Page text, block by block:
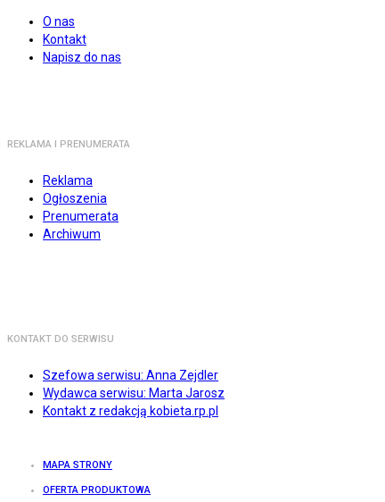
O nas
Kontakt
Napisz do nas
REKLAMA I PRENUMERATA
Reklama
Ogłoszenia
Prenumerata
Archiwum
KONTAKT DO SERWISU
Szefowa serwisu: Anna Zejdler
Wydawca serwisu: Marta Jarosz
Kontakt z redakcją kobieta.rp.pl
MAPA STRONY
OFERTA PRODUKTOWA